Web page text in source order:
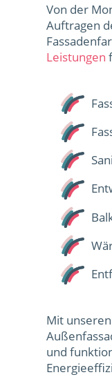
Von der
Auftragen
Leistungen
Mit
und